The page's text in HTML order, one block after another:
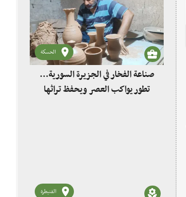
الحسكة
صناعة الفخار في الجزيرة السورية...
تطور يواكب العصر ويحفظ تراثها
القنيطرة